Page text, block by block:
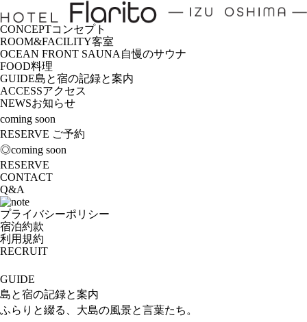
CONCEPTコンセプト
ROOM&FACILITY客室
OCEAN FRONT SAUNA自慢のサウナ
FOOD料理
GUIDE島と宿の記録と案内
ACCESSアクセス
NEWSお知らせ
coming soon
RESERVE ご予約
◎coming soon
RESERVE
CONTACT
Q&A
プライバシーポリシー
宿泊約款
利用規約
RECRUIT
GUIDE
島と宿の記録と案内
ふらりと綴る、大島の風景と言葉たち。